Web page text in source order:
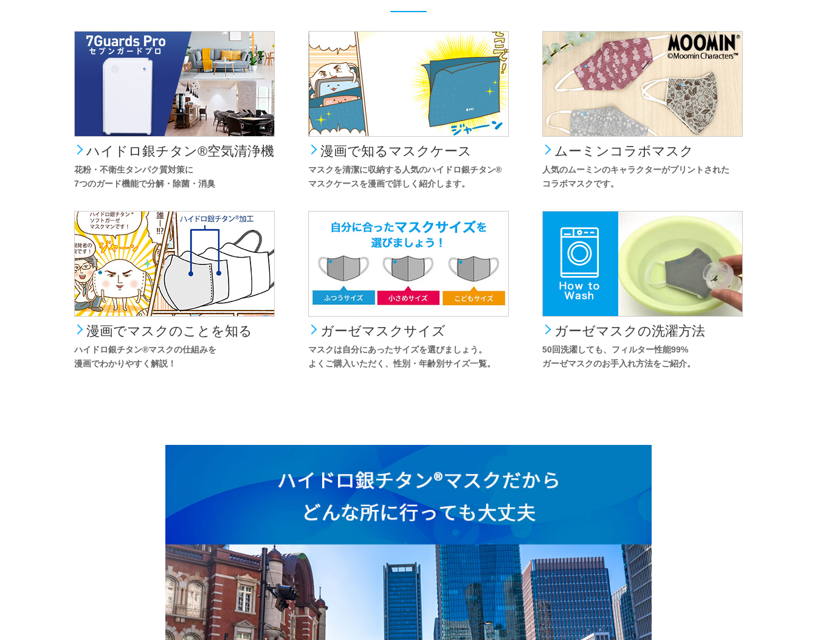
ハイドロ銀チタン®空気清浄機
花粉・不衛生タンパク質対策に
7つのガード機能で分解・除菌・消臭
漫画で知るマスクケース
マスクを清潔に収納する人気のハイドロ銀チタン®
マスクケースを漫画で詳しく紹介します。
ムーミンコラボマスク
人気のムーミンのキャラクターがプリントされた
コラボマスクです。
漫画でマスクのことを知る
ハイドロ銀チタン®マスクの仕組みを
漫画でわかりやすく解説！
ガーゼマスクサイズ
マスクは自分にあったサイズを選びましょう。
よくご購入いただく、性別・年齢別サイズ一覧。
ガーゼマスクの洗濯方法
50回洗濯しても、フィルター性能99%
ガーゼマスクのお手入れ方法をご紹介。